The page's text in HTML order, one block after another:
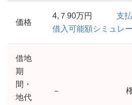
価格
4,７90万円 支
借入可能額シミュレ
借地
期
間・
地代
－